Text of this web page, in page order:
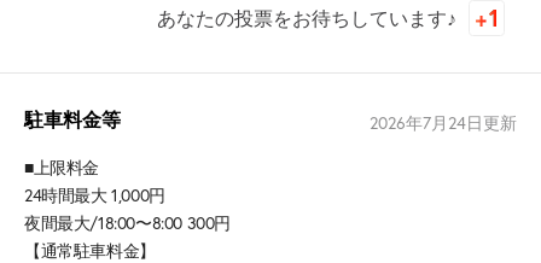
あなたの投票をお待ちしています♪
駐車料金等 2026年7月24日更新
■上限料金
24時間最大 1,000円
夜間最大/18:00〜8:00 300円
【通常駐車料金】